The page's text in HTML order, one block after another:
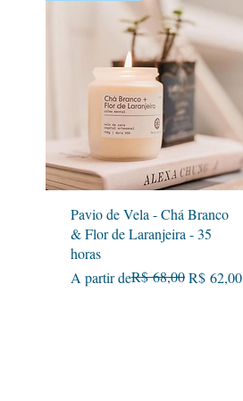
Visualização rápida
Pavio de Vela - Chá Branco
& Flor de Laranjeira - 35
horas
A partir de
Preço normalR$ 68,00R$ 62,00
Preço promocional